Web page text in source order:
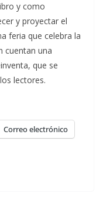
y como
y proyectar el
feria que celebra la
cuentan una
que se
lectores.
Correo electrónico